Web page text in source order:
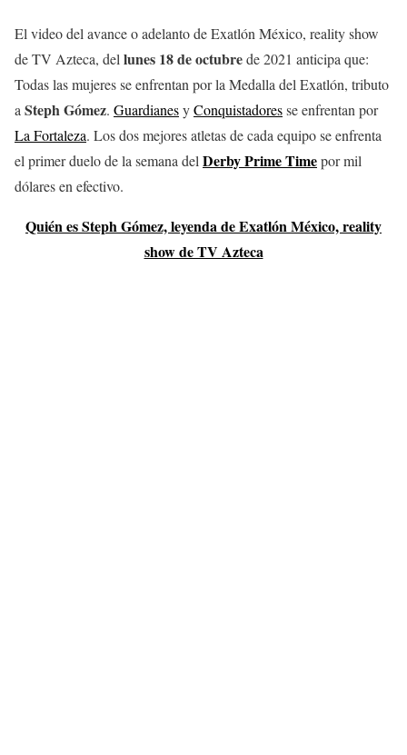
El video del avance o adelanto de Exatlón México, reality show
de TV Azteca, del lunes 18de octubrede 2021 anticipa que:
Todas las mujeres se enfrentan por la Medalla del Exatlón, tributo
a Steph Gómez. GuardianesyConquistadoresse enfrentan por
La Fortaleza. Los dos mejores atletas de cada equipo se enfrenta
el primer duelo de la semana del Derby Prime Timepor mil
dólares en efectivo.
Quién es Steph Gómez, leyenda de Exatlón México, reality
show de TV Azteca